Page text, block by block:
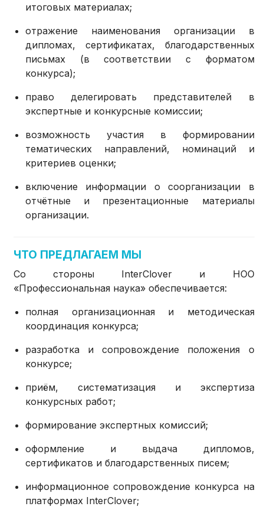
итоговых материалах;
отражение наименования организации в
дипломах, сертификатах, благодарственных
письмах (в соответствии с форматом
конкурса);
право делегировать представителей в
экспертные и конкурсные комиссии;
возможность участия в формировании
тематических направлений, номинаций и
критериев оценки;
включение информации о соорганизации в
отчётные и презентационные материалы
организации.
ЧТО ПРЕДЛАГАЕМ МЫ
Со стороны InterClover и НОО
«Профессиональная наука» обеспечивается:
полная организационная и методическая
координация конкурса;
разработка и сопровождение положения о
конкурсе;
приём, систематизация и экспертиза
конкурсных работ;
формирование экспертных комиссий;
оформление и выдача дипломов,
сертификатов и благодарственных писем;
информационное сопровождение конкурса на
платформах InterClover;